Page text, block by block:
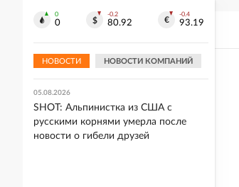
0
0
-0.2
80.92
-0.4
93.19
НОВОСТИ НОВОСТИ КОМПАНИЙ
России обыграл "Балтику"
05.08.2026
SHOT: Альпинистка из США с
русскими корнями умерла после
новости о гибели друзей